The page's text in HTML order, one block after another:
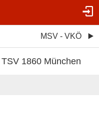
MSV - VKÖ
TSV 1860 München